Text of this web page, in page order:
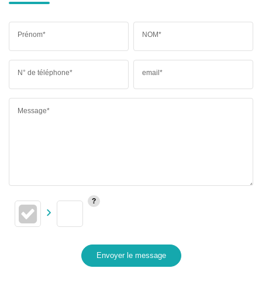
Prénom* NOM*
N° de téléphone* email*
Message*
Envoyer le message